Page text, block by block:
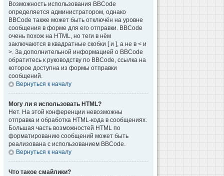
Возможность использования BBCode
определяется администратором, однако
BBCode также может быть отключён на уровне
сообщения в форме для его отправки. BBCode
очень похож на HTML, но теги в нём
заключаются в квадратные скобки [ и ], а не в < и
>. За дополнительной информацией о BBCode
обратитесь к руководству по BBCode, ссылка на
которое доступна из формы отправки
сообщений.
Вернуться к началу
Могу ли я использовать HTML?
Нет. На этой конференции невозможны
отправка и обработка HTML-кода в сообщениях.
Большая часть возможностей HTML по
форматированию сообщений может быть
реализована с использованием BBCode.
Вернуться к началу
Что такое смайлики?